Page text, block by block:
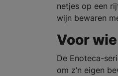
netjes op een
wijn bewaren
Voor
De Enoteca-
om z’n eigen